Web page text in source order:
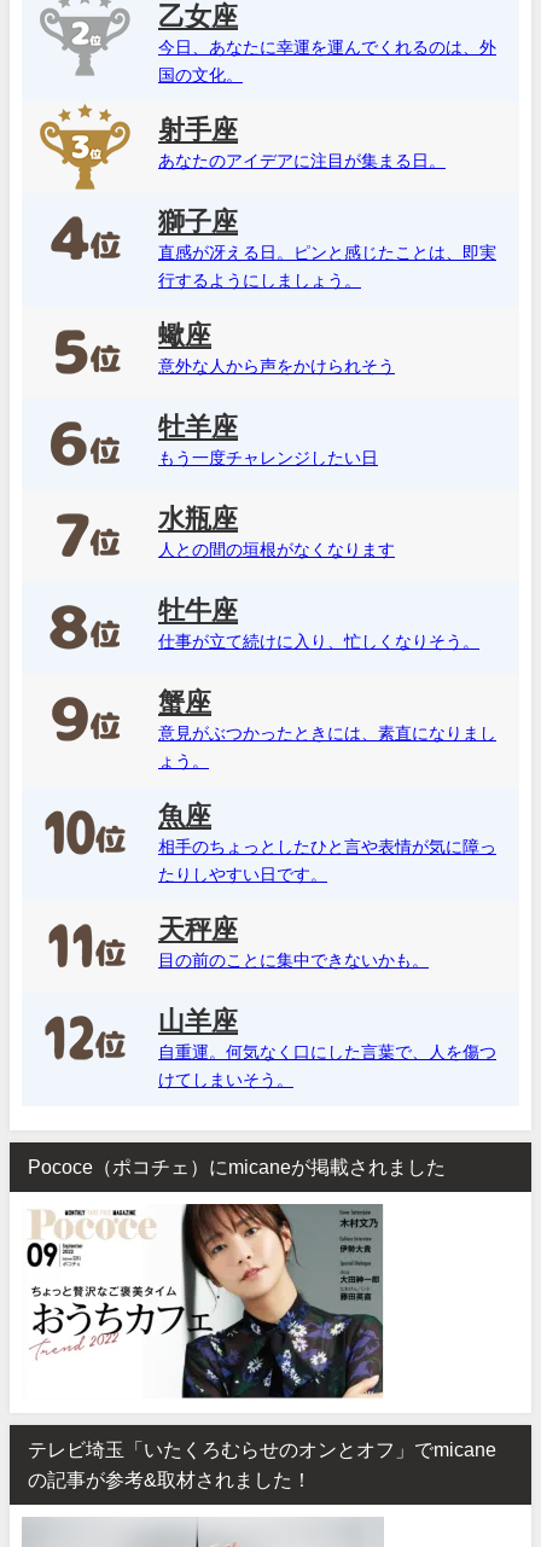
乙女座
今日、あなたに幸運を運んでくれるのは、外
国の文化。
射手座
あなたのアイデアに注目が集まる日。
獅子座
直感が冴える日。ピンと感じたことは、即実
行するようにしましょう。
蠍座
意外な人から声をかけられそう
牡羊座
もう一度チャレンジしたい日
水瓶座
人との間の垣根がなくなります
牡牛座
仕事が立て続けに入り、忙しくなりそう。
蟹座
意見がぶつかったときには、素直になりまし
ょう。
魚座
相手のちょっとしたひと言や表情が気に障っ
たりしやすい日です。
天秤座
目の前のことに集中できないかも。
山羊座
自重運。何気なく口にした言葉で、人を傷つ
けてしまいそう。
Pococe（ポコチェ）にmicaneが掲載されました
テレビ埼玉「いたくろむらせのオンとオフ」でmicane
の記事が参考&取材されました！